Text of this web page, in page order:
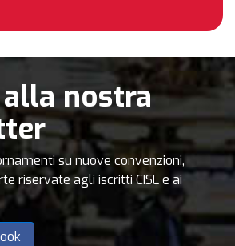
nostra
su nuove convenzioni,
riservate agli iscritti CISL e ai